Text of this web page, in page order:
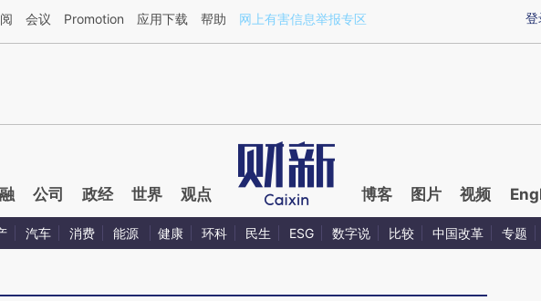
登
会议 Promotion 应用下载 帮助 网上有害信息举报专区
公司 政经 世界 观点 博客 图片 视频
汽车 消费 能源 健康 环科 民生 ESG 数字说 比较 中国改革 专题